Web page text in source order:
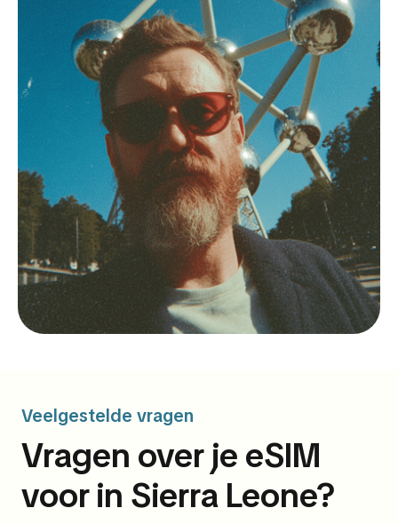
Veelgestelde vragen
Vragen over je eSIM
voor in Sierra Leone?